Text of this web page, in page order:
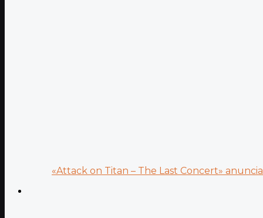
«Attack on Titan – The Last Concert»